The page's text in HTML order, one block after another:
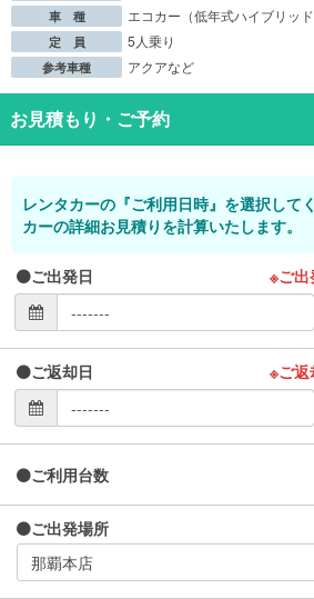
車 種 エコカー（低年式ハイブリッ
定 員 5人乗り
参考車種 アクアなど
お見積もり・ご予約
レンタカーの『ご利用日時』を選択して
カーの詳細お見積りを計算いたします。
ご出発日 ※ご
ご返却日 ※ご
ご利用台数
ご出発場所